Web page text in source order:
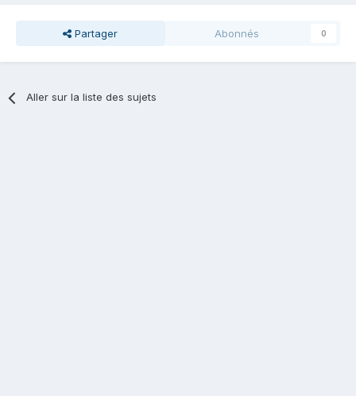
Partager Abonnés 0
Aller sur la liste des sujets